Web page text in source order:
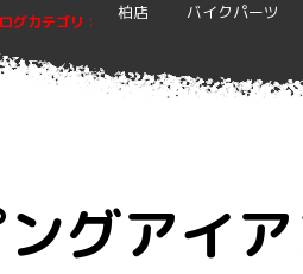
グカテゴリ ： 柏店 バイクパーツ
グアイ